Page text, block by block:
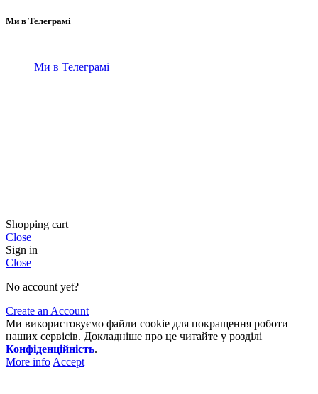
Ми в Телеграмі
Ми в Телеграмі
Shopping cart
Close
Sign in
Close
No account yet?
Create an Account
Ми використовуємо файли cookie для покращення роботи
наших сервісів. Докладніше про це читайте у розділі
Конфіденційність.
More info Accept